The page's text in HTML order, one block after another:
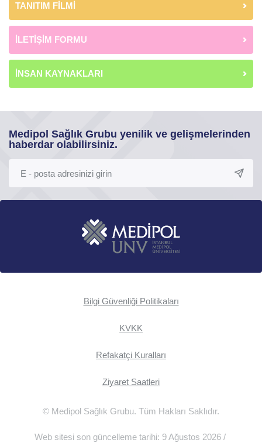
TANITIM FİLMİ
İLETİŞİM FORMU
İNSAN KAYNAKLARI
Medipol Sağlık Grubu yenilik ve gelişmelerinden
haberdar olabilirsiniz.
Bilgi Güvenliği Politikaları
KVKK
Refakatçi Kuralları
Ziyaret Saatleri
© Medipol Sağlık Grubu. Tüm Hakları Saklıdır.
Web sitesi son güncelleme tarihi: 9 Ağustos 2026 /